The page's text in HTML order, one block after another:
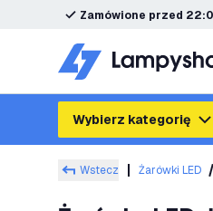
Zamówione przed
Wybierz kategorię
Wstecz Żarówki LED